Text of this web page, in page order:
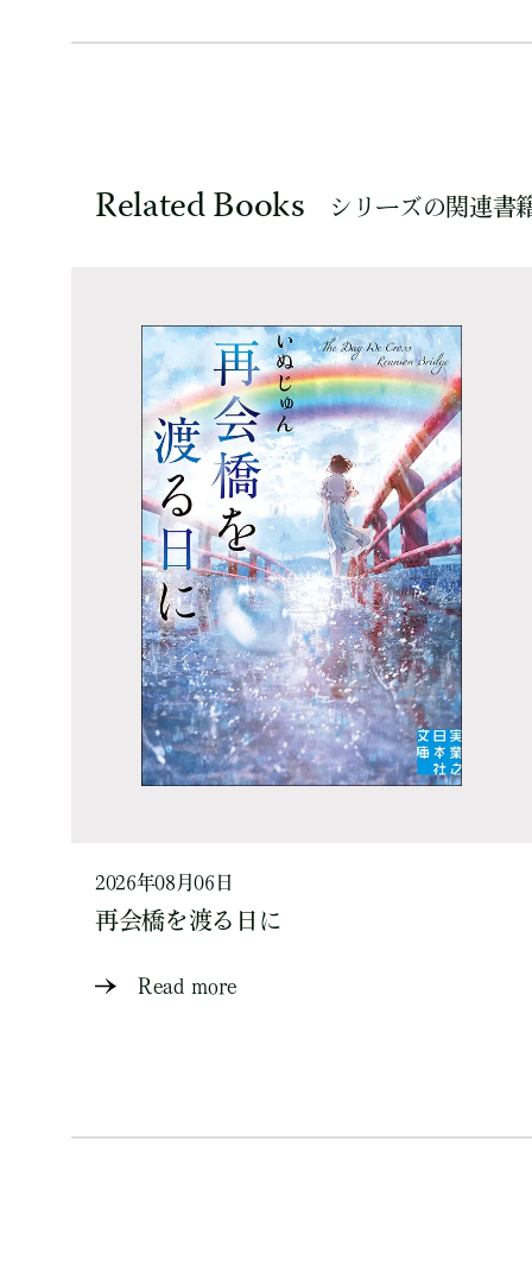
Related Books シリーズの関連書
2026年08月06日
再会橋を渡る日に
Read more